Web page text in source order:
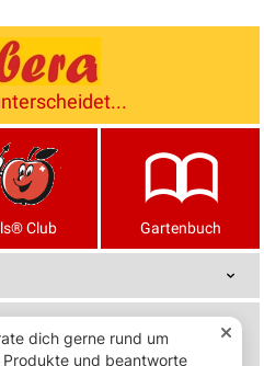
Club Gartenbuch